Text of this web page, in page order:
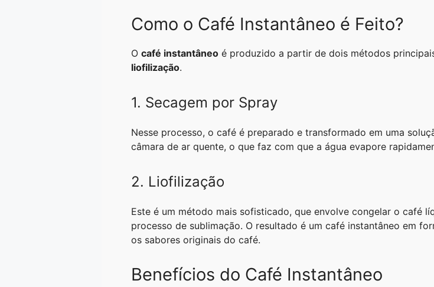
Como o Café Instantâneo é Feito?
O café instantâneo é produzido a partir de dois métodos
liofilização.
1. Secagem por Spray
Nesse processo, o café é preparado e transformado em uma
câmara de ar quente, o que faz com que a água evapore
2. Liofilização
Este é um método mais sofisticado, que envolve congelar o café
processo de sublimação. O resultado é um café instantâneo em
os sabores originais do café.
Benefícios do Café Instantâneo